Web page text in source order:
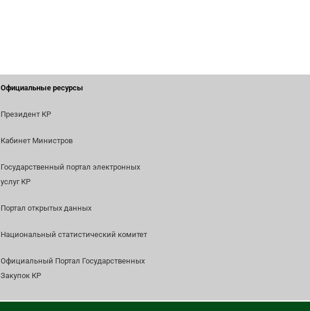
Официальные ресурсы
Президент КР
Кабинет Министров
Государственный портал электронных
услуг КР
Портал открытых данных
Национальный статистический комитет
Официальный Портал Государственных
Закупок КР